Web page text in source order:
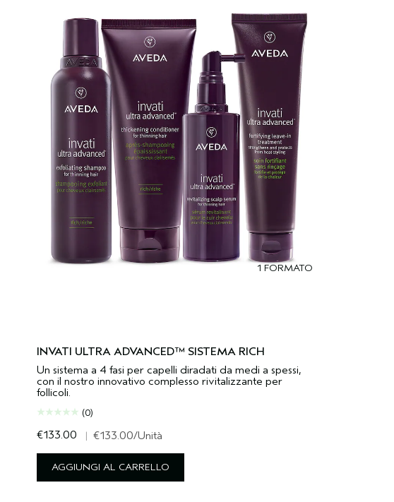
1 FORMATO
INVATI ULTRA ADVANCED™ SISTEMA RICH
Un sistema a 4 fasi per capelli diradati da medi a spessi,
con il nostro innovativo complesso rivitalizzante per
follicoli.
(0)
€133.00 | €133.00/Unità
AGGIUNGI AL CARRELLO